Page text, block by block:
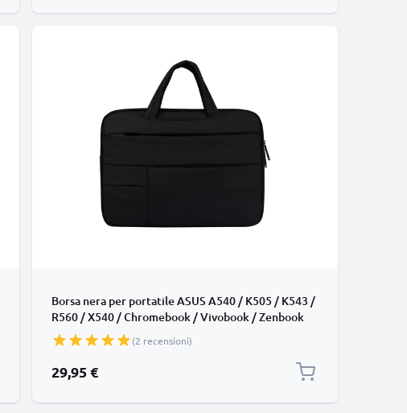
Borsa nera per portatile ASUS A540 / K505 / K543 /
R560 / X540 / Chromebook / Vivobook / Zenbook
laptop da 15.6" | Custodia per portatile, Astuccio
per laptop
(2 recensioni)
29,95 €